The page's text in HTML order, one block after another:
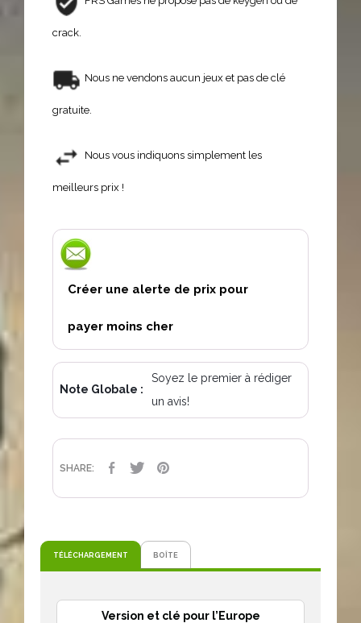
crack.
Nous ne vendons aucun jeux et pas de clé
gratuite.
Nous vous indiquons simplement les
meilleurs prix !
Créer une alerte de prix pour
payer moins cher
Note Globale :
Soyez le premier à rédiger
un avis!
SHARE: PARTAGER
TWEET
TÉLÉCHARGEMENT BOÎTE
Version et clé pour l’Europe